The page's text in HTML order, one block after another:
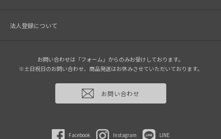
法人登録について
お問い合わせは「フォーム」からのみお受けしております。
※土日祝日のお問い合わせ、商品発送はお休みさせていただいております。
お問い合わせ
Facebook Instagram LINE